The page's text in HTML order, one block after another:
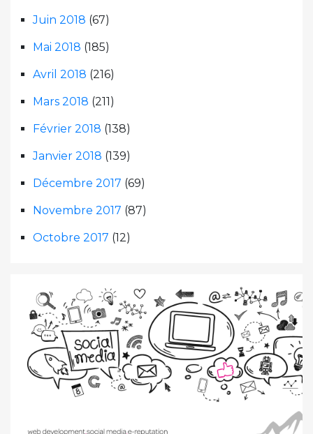
Juin 2018 (67)
Mai 2018 (185)
Avril 2018 (216)
Mars 2018 (211)
Février 2018 (138)
Janvier 2018 (139)
Décembre 2017 (69)
Novembre 2017 (87)
Octobre 2017 (12)